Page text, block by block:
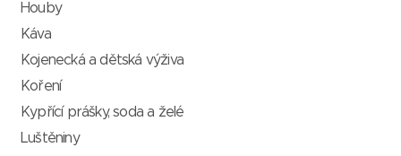
Houby
Káva
Kojenecká a dětská výživa
Koření
Kypřící prášky, soda a želé
Luštěniny